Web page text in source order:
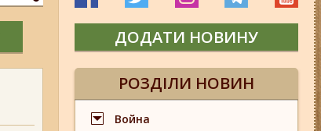
ДОДАТИ НОВИНУ
РОЗДІЛИ НОВИН
Война